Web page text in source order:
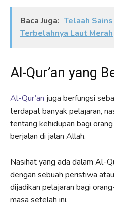
Baca Juga: Telaah
Terbelahnya Laut Merah
Al-Qur’an yang
Al-Qur’an juga berfungsi
terdapat banyak pelajaran,
tentang kehidupan bagi
berjalan di jalan Allah.
Nasihat yang ada dalam Al-
dengan sebuah peristiwa
dijadikan pelajaran bagi
masa setelah ini.